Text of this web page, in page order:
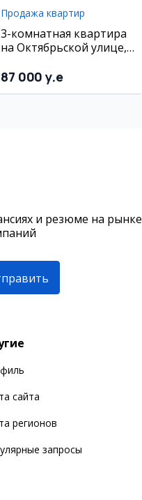
Продажа квартир
3-комнатная квартира
на Октябрьской улице,
87 000 y.e
и резюме на рынке
сайта
регионов
запросы